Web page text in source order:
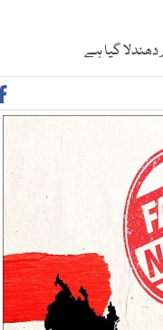
دھندلا گیا ہے